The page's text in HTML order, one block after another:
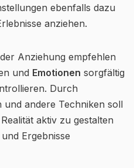
ebenfalls dazu
anziehen.
Anziehung empfehlen
und Emotionen sorgfältig
Durch
und andere Techniken soll
aktiv zu gestalten
Ergebnisse